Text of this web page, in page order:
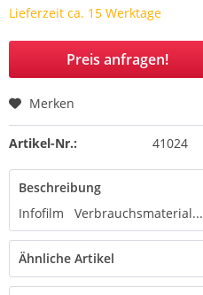
Lieferzeit ca. 15 Werktage
Preis anfragen!
Merken
Artikel-Nr.: 41024
Beschreibung
Infofilm Verbrauchsmaterial...
Ähnliche Artikel